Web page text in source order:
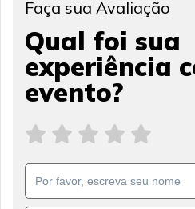
Faça sua Avaliação
Qual foi sua
experiência
evento?